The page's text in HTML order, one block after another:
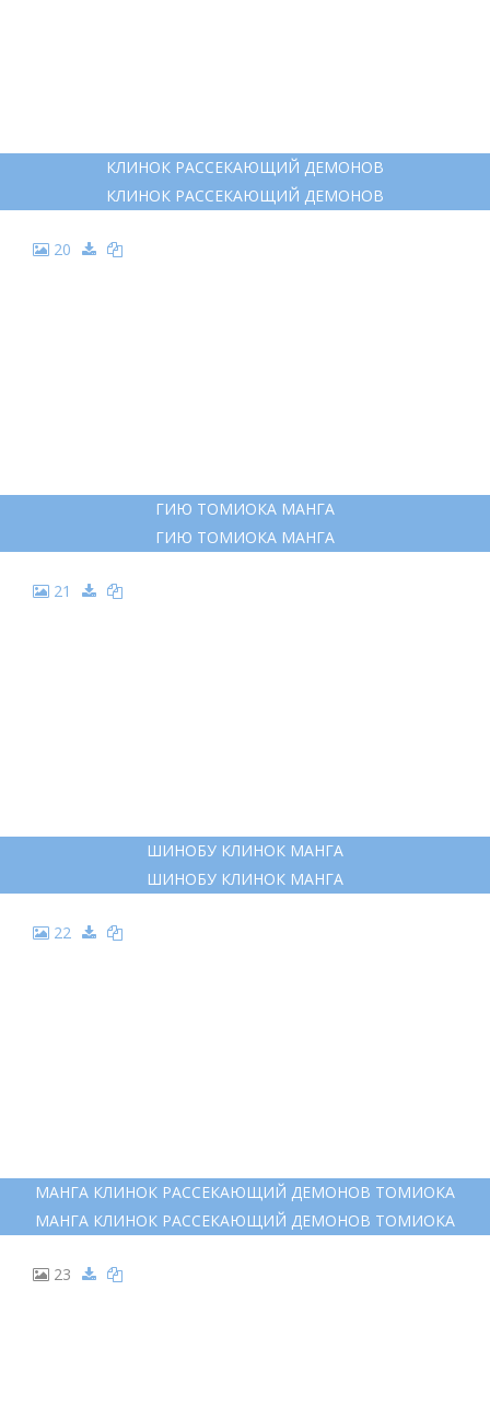
КЛИНОК РАССЕКАЮЩИЙ ДЕМОНОВ
КЛИНОК РАССЕКАЮЩИЙ ДЕМОНОВ
20
ГИЮ ТОМИОКА МАНГА
ГИЮ ТОМИОКА МАНГА
21
ШИНОБУ КЛИНОК МАНГА
ШИНОБУ КЛИНОК МАНГА
22
МАНГА КЛИНОК РАССЕКАЮЩИЙ ДЕМОНОВ ТОМИОКА
МАНГА КЛИНОК РАССЕКАЮЩИЙ ДЕМОНОВ ТОМИОКА
23